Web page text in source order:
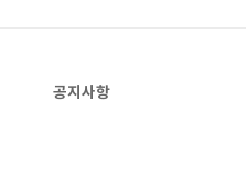
공지사항